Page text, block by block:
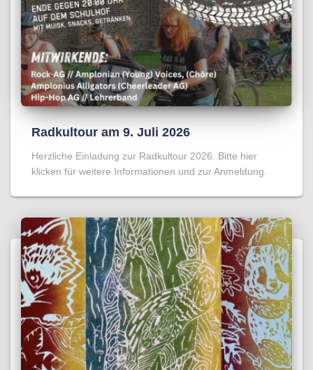
Radkultour am 9. Juli 2026
Herzliche Einladung zur Radkultour 2026. Bitte hier
klicken für weitere Informationen und zur Anmeldung.